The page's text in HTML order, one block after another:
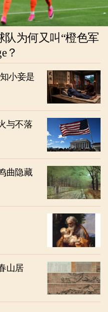
队为何又叫“橙色军
？
小妾是
与不落
曲隐藏
山居